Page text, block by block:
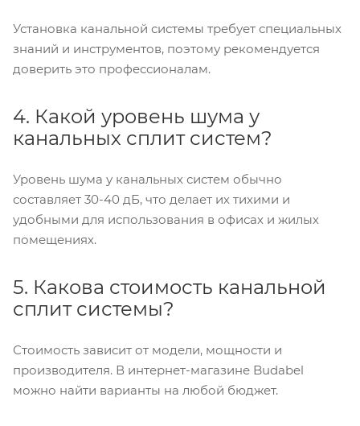
Установка канальной системы требует специальных
знаний и инструментов, поэтому рекомендуется
доверить это профессионалам.
4. Какой уровень шума у
канальных сплит систем?
Уровень шума у канальных систем обычно
составляет 30-40 дБ, что делает их тихими и
удобными для использования в офисах и жилых
помещениях.
5. Какова стоимость канальной
сплит системы?
Стоимость зависит от модели, мощности и
производителя. В интернет-магазине Budabel
можно найти варианты на любой бюджет.